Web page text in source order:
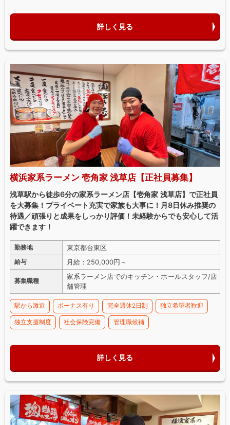
詳しく見る
横浜家系ラーメン 壱角家 浅草店【正社員募集】
浅草駅から徒歩6分の家系ラーメン店【壱角家 浅草店】で正社員
を大募集！プライベート充実で家族も大事に！月8日休み推奨の
待遇／頑張りと成果をしっかり評価！未経験からでも安心して活
躍できます！
勤務地 東京都台東区
給与 月給：250,000円～
募集職種
家系ラーメン店でのキッチン・ホールスタッフ/店
舗管理
駅から激近 ボーナス有り 完全週休2日制 独立希望者歓迎
独立支援制度 社会保険完備 管理職候補
詳しく見る